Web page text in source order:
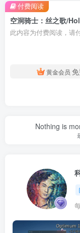
空洞骑士：丝之歌/
此内容为付费阅读，请
黄金会员
付费阅读
Nothing is